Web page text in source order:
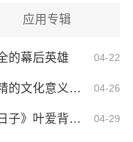
应用专辑
的幕后英雄 04-22
一品国精和二品国精的文化意义！为何他们如此独特？你绝对不知道的深层背景 04-26
快来看看《出差的日子》叶爱背后的深刻故事！竟然让人泪崩的原因 04-29